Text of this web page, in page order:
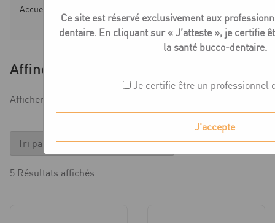
Accueil
Affiner
Afficher les filtres
5 Résultats affichés
Ce site est réservé exclusivement aux
dentaire. En cliquant sur « J’atteste », je certifie
la santé bucco-dentaire.
Je certifie être un professionnel
J'accepte